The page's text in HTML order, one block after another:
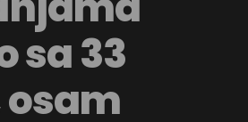
sa 33
osam